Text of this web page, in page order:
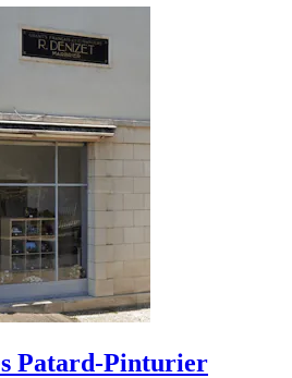
Patard-Pinturier